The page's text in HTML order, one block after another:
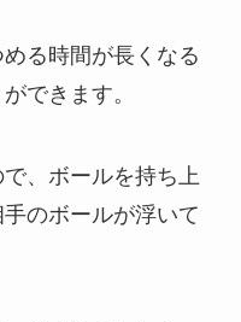
る時間が長くなる
できます。
、ボールを持ち上
のボールが浮いて